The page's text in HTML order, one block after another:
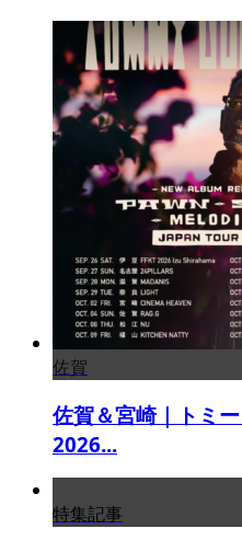
佐賀
佐賀＆宮崎｜トミ
2026...
特集記事